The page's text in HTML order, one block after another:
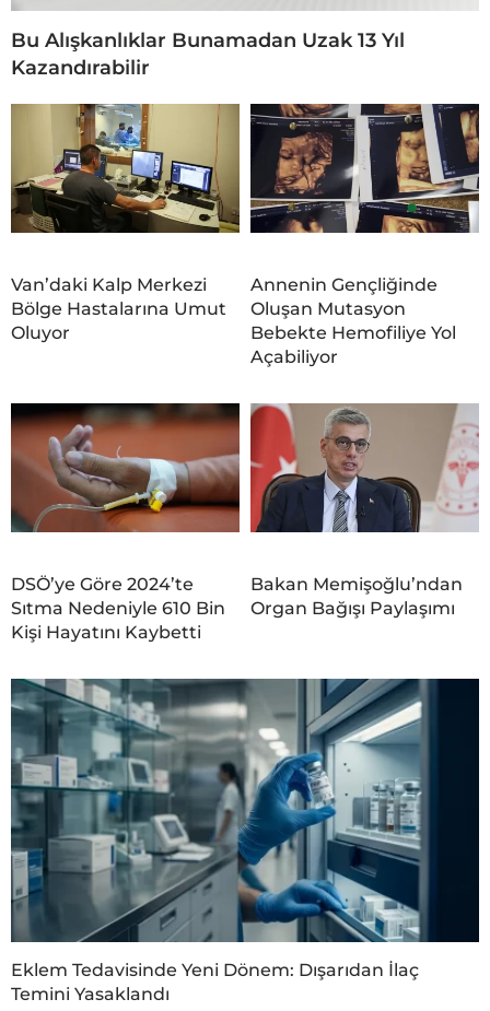
Bu Alışkanlıklar Bunamadan Uzak 13 Yıl
Kazandırabilir
Van’daki Kalp Merkezi
Bölge Hastalarına Umut
Oluyor
Annenin Gençliğinde
Oluşan Mutasyon
Bebekte Hemofiliye Yol
Açabiliyor
DSÖ’ye Göre 2024’te
Sıtma Nedeniyle 610 Bin
Kişi Hayatını Kaybetti
Bakan Memişoğlu’ndan
Organ Bağışı Paylaşımı
Eklem Tedavisinde Yeni Dönem: Dışarıdan İlaç
Temini Yasaklandı